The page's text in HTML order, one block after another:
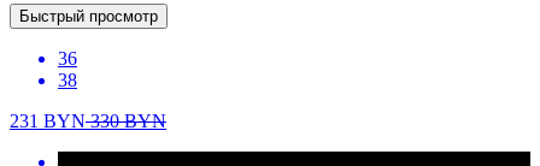
Быстрый просмотр
36
38
231 BYN330BYN